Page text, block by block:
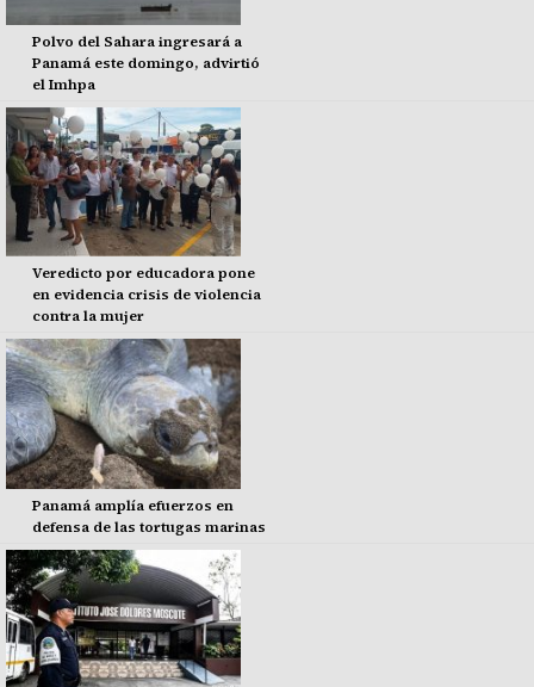
Polvo del Sahara ingresará a
Panamá este domingo, advirtió
el Imhpa
Veredicto por educadora pone
en evidencia crisis de violencia
contra la mujer
Panamá amplía efuerzos en
defensa de las tortugas marinas